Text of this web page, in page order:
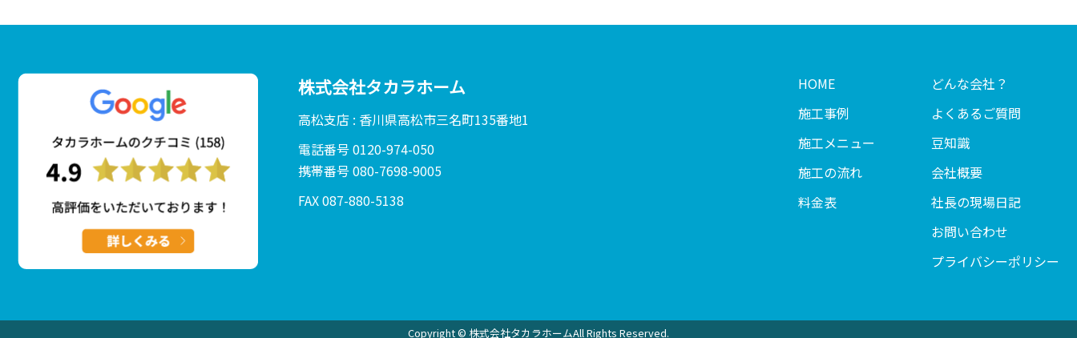
株式会社タカラホーム
高松支店 : 香川県高松市三名町135番地1
電話番号 0120-974-050
携帯番号 080-7698-9005
FAX 087-880-5138
HOME
施工事例
施工メニュー
施工の流れ
料金表
どんな会社？
よくあるご質問
豆知識
会社概要
社長の現場日記
お問い合わせ
プライバシーポリシー
Copyright © 株式会社タカラホームAll Rights Reserved.